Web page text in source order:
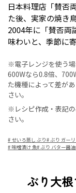
日本料理店「賛否
た後、実家の焼き
2004年に「賛否両
味わいと、季節に
※電子レンジを使う場
600Wなら0.8倍、
た機種によって差が
さい。
※レシピ作成・表記の
さい。
# せいろ蒸し ぶり#ぶり ガー
#味噌漬け 魚#ぶり バター醤油
ぶり大